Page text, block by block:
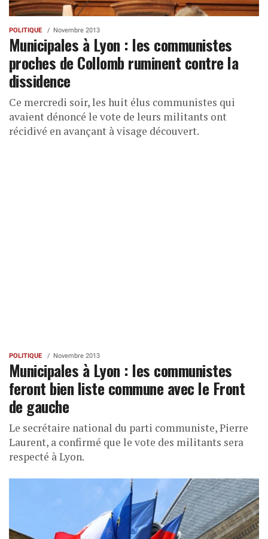
POLITIQUE Novembre 2013
Municipales à Lyon : les communistes
proches de Collomb ruminent contre la
dissidence
Ce mercredi soir, les huit élus communistes qui
avaient dénoncé le vote de leurs militants ont
récidivé en avançant à visage découvert.
POLITIQUE Novembre 2013
Municipales à Lyon : les communistes
feront bien liste commune avec le Front
de gauche
Le secrétaire national du parti communiste, Pierre
Laurent, a confirmé que le vote des militants sera
respecté à Lyon.